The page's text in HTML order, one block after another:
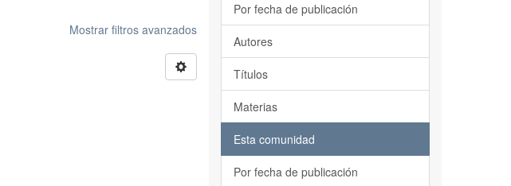
Mostrar filtros avanzados
Por fecha de publicación
Autores
Títulos
Materias
Esta comunidad
Por fecha de publicación